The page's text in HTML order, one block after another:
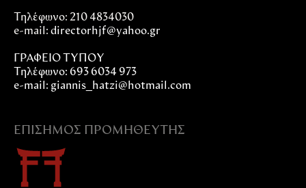
Τηλέφωνο: 210 4834030
e-mail: directorhjf@yahoo.gr
ΓΡΑΦΕΙΟ ΤΥΠΟΥ
Τηλέφωνο: 693 6034 973
e-mail: giannis_hatzi@hotmail.com
ΕΠΊΣΗΜΟΣ ΠΡΟΜΗΘΕΥΤΉΣ